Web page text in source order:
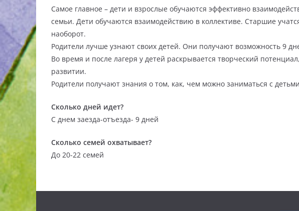
Самое главное – дети и взрослые обучаются эффективно
семьи. Дети обучаются взаимодействию в коллективе. Старшие
наоборот.
Родители лучше узнают своих детей. Они получают возможность 9
Во время и после лагеря у детей раскрывается творческий
развитии.
Родители получают знания о том, как, чем можно заниматься с
Сколько дней идет?
С днем заезда-отъезда- 9 дней
Сколько семей охватывает?
До 20-22 семей